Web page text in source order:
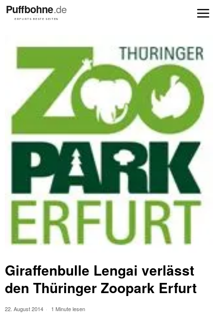
Giraffenbulle Lengai verlässt
den Thüringer Zoopark Erfurt
22. August 2014 1 Minute lesen